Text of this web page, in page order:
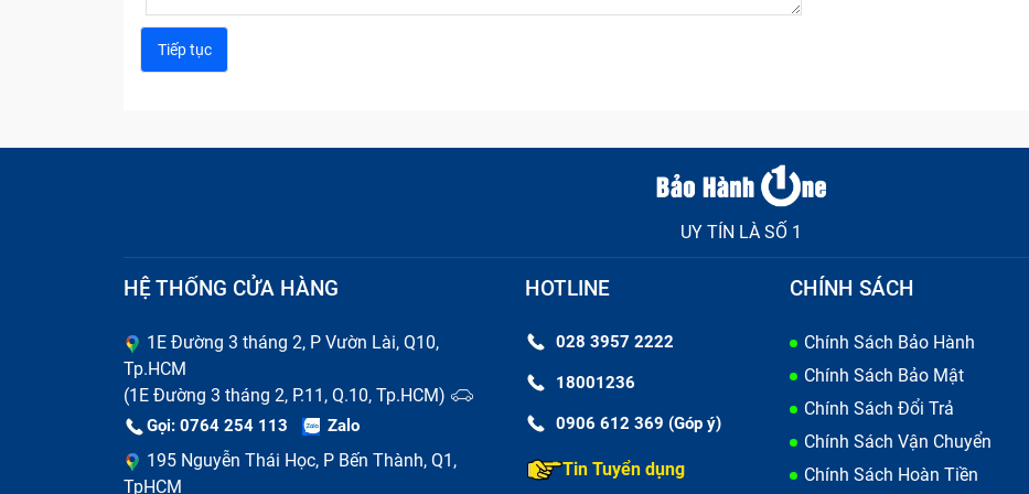
Nguyên nhân phổ biến khiến Không Có Sóng hư hỏng
Có nhiều nguyên nhân khiến tablet của bạn xảy ra những lỗi trên, dưới đây là 1 vài nguyên nhân phổ biến mà
Bảo Hành One thường gặp phải:
Do đã tới tuổi thọ của máy tính bảng nên hoạt động kém phần linh hoạt hơn.
Do bạn thường xuyên sử dụng máy tính bảng ở những nơi ẩm ướt, nhiệt độ quá thấp hoặc quá cao, khiến
UY TÍN LÀ SỐ 1
HỆ THỐNG CỬA HÀNG
1E Đường 3 tháng 2, P Vườn Lài, Q10,
Tp.HCM
(1E Đường 3 tháng 2, P.11, Q.10, Tp.HCM)
Gọi: 0764 254 113 Zalo
195 Nguyễn Thái Học, P Bến Thành, Q1,
TpHCM
HOTLINE
028 3957 2222
18001236
0906 612 369 (Góp ý)
Tin Tuyển dụng
CHÍNH SÁCH
Chính Sách Bảo Hành
Chính Sách Bảo Mật
Chính Sách Đổi Trả
Chính Sách Vận Chuyển
Chính Sách Hoàn Tiền